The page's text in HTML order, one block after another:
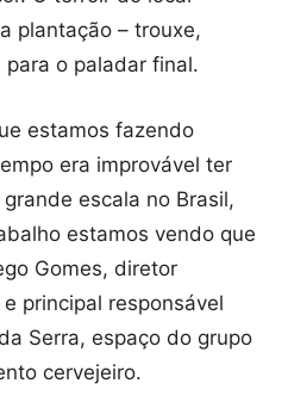
plantação – trouxe,
o paladar final.
estamos fazendo
era improvável ter
escala no Brasil,
estamos vendo que
Gomes, diretor
principal responsável
Serra, espaço do grupo
cervejeiro.